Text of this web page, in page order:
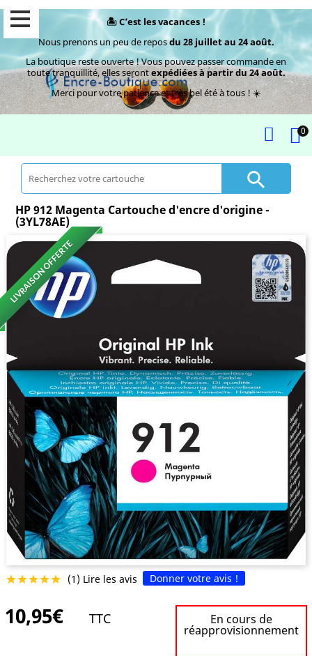
🏝️ C’est les vacances !
Nous prenons un peu de reposdu 28 juillet au 24 août.
La boutique reste ouverte ! Vous pouvez passer commande en
toute tranquillité, elles serontexpédiées à partir du 24 août.
Merci pour votre patience et très bel été à tous ! ☀️
0

HP 912 Magenta Cartouche d'encre d'origine -
(3YL78AE)
LIVRAISON OFFERTE
 (1) Lire les avis Donner votre avis !
10,95€ TTC En cours de
réapprovisionnement